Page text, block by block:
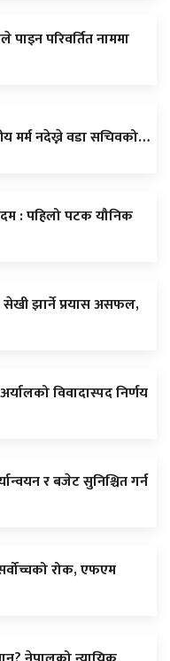
परिवर्तित नाममा
मर्म नदेख्ने वडा सचिवको…
: पहिलो पटक यौनिक
सेखी झार्ने प्रयास असफल,
विवादास्पद निर्णय
र बजेट सुनिश्चित गर्न
रोक, एफएम